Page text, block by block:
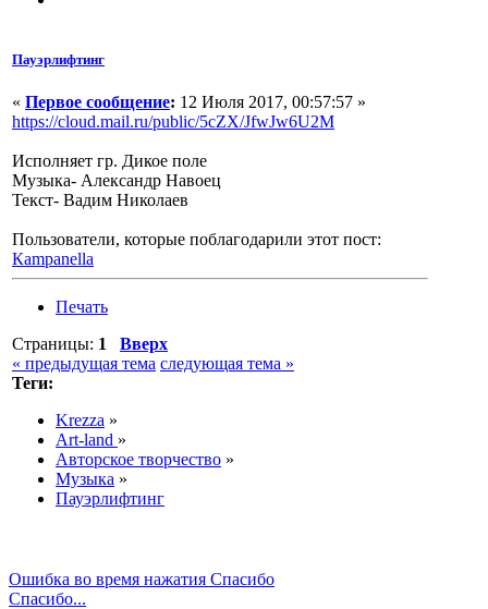
Пауэрлифтинг
« Первое сообщение: 12 Июля 2017, 00:57:57 »
https://cloud.mail.ru/public/5cZX/JfwJw6U2M
Исполняет гр. Дикое поле
Музыка- Александр Навоец
Текст- Вадим Николаев
Пользователи, которые поблагодарили этот пост:
Кampanella
Печать
Страницы: 1
Вверх
« предыдущая тема следующая тема »
Теги:
Krezza »
Art-land »
Авторское творчество »
Музыка »
Пауэрлифтинг
Ошибка во время нажатия Спасибо
Спасибо...